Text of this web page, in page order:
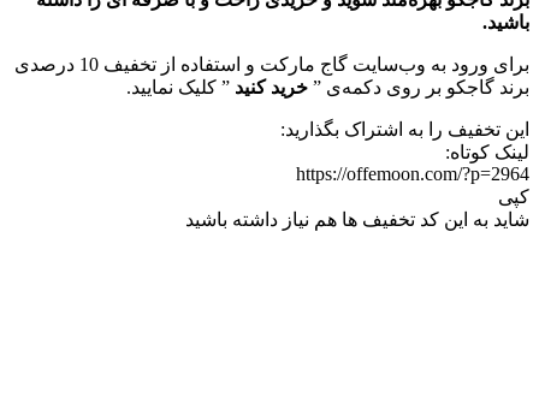
باشید.
برای ورود به وب‌سایت گاج مارکت و استفاده از تخفیف 10 درصدی
برند گاجکو بر روی دکمه‌ی ” خرید کنید ” کلیک نمایید.
این تخفیف را به اشتراک بگذارید:
لینک کوتاه:
https://offemoon.com/?p=2964
کپی
شاید به این کد تخفیف ها هم نیاز داشته باشید